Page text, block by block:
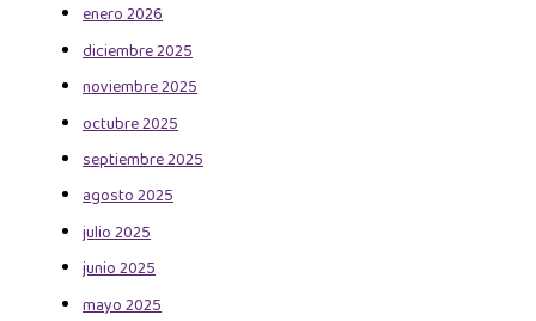
enero 2026
diciembre 2025
noviembre 2025
octubre 2025
septiembre 2025
agosto 2025
julio 2025
junio 2025
mayo 2025